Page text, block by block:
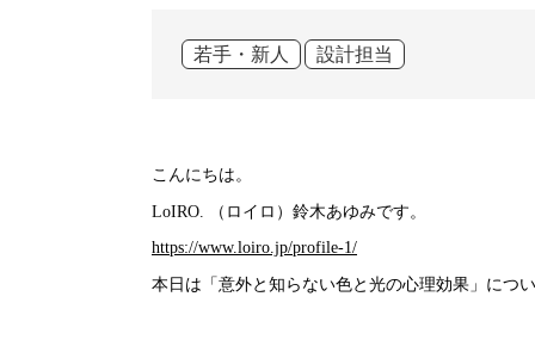
若手・新人 設計担当
こんにちは。
LoIRO. （ロイロ）鈴木あゆみです。
https://www.loiro.jp/profile-1/
本日は「意外と知らない色と光の心理効果」につ